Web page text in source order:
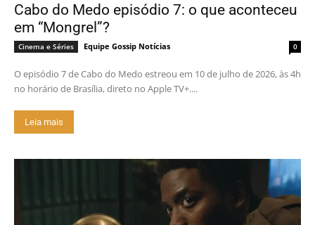
Cabo do Medo episódio 7: o que aconteceu
em “Mongrel”?
Cinema e Séries Equipe Gossip Notícias 0
O episódio 7 de Cabo do Medo estreou em 10 de julho de 2026, às 4h
no horário de Brasília, direto no Apple TV+....
Leia mais